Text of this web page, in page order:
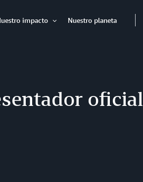
impacto
Nuestro planeta
oficial